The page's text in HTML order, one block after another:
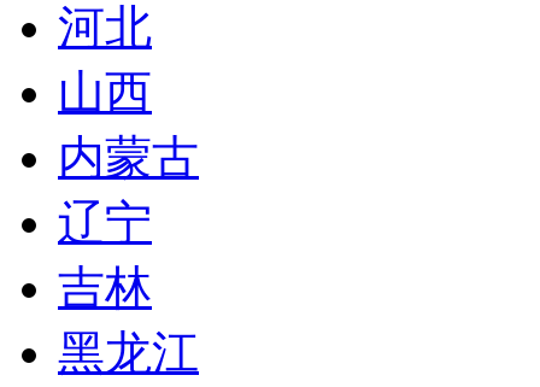
河北
山西
内蒙古
辽宁
吉林
黑龙江